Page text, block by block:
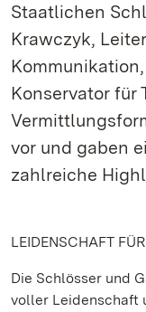
Staatlichen
Krawczyk,
Konservator für
vor und gaben
zahlreiche
LEIDENSCHAFT
Die Schlösser und
voller Leidenschaft